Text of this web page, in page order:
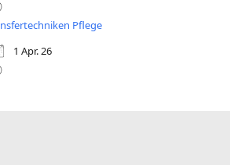
Pflege
1 Apr. 26